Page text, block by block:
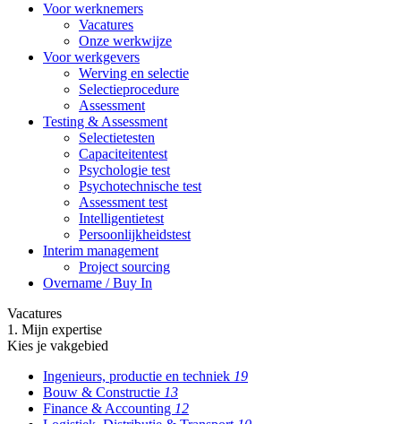
Voor werknemers
Vacatures
Onze werkwijze
Voor werkgevers
Werving en selectie
Selectieprocedure
Assessment
Testing & Assessment
Selectietesten
Capaciteitentest
Psychologie test
Psychotechnische test
Assessment test
Intelligentietest
Persoonlijkheidstest
Interim management
Project sourcing
Overname / Buy In
Vacatures
1. Mijn expertise
Kies je vakgebied
Ingenieurs, productie en techniek 19
Bouw & Constructie 13
Finance & Accounting 12